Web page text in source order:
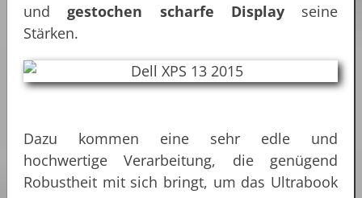
undgestochen scharfe Displayseine
Stärken.
Dazu kommen eine sehr edle und
hochwertige Verarbeitung, die genügend
Robustheit mit sich bringt, um das Ultrabook